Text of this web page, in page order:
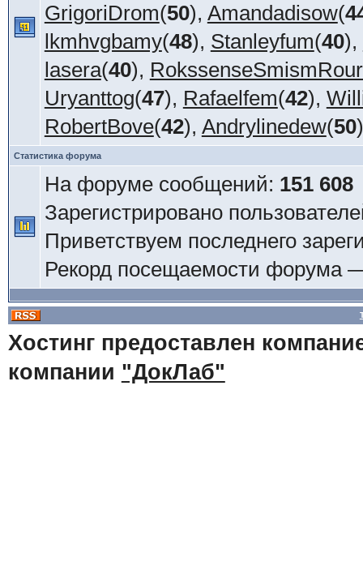
GrigoriDrom(50), Amandadisow(
lkmhvgbamy(48), Stanleyfum(40),
lasera(40),
Uryanttog(47), Rafaelfem(42),
RobertBove(42), Andrylinedew(50
Статистика форума
На форуме сообщений: 151 608
Зарегистрировано
Приветствуем последнего
Рекорд посещаемости форума
Хостинг предоставлен
компании "ДокЛаб"